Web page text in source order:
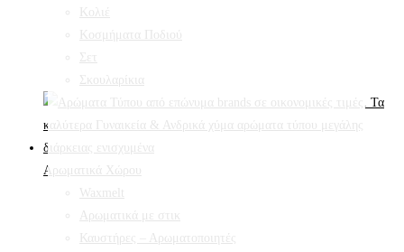
Κολιέ
Κοσμήματα Ποδιού
Σετ
Σκουλαρίκια
Αρωματικά Χώρου
Waxmelt
Αρωματικά με στικ
Καυστήρες – Αρωματοποιητές